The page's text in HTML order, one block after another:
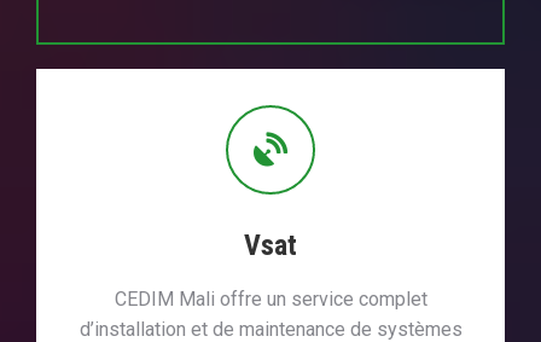
Vsat
CEDIM Mali offre un service complet
d’installation et de maintenance de systèmes